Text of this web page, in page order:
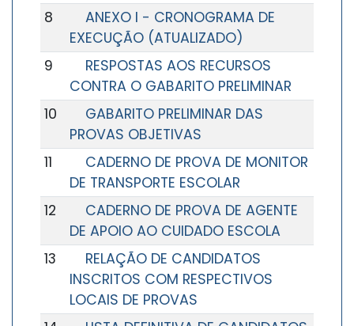
8
ANEXO I - CRONOGRAMA DE
EXECUÇÃO (ATUALIZADO)
9
RESPOSTAS AOS RECURSOS
CONTRA O GABARITO PRELIMINAR
10
GABARITO PRELIMINAR DAS
PROVAS OBJETIVAS
11
CADERNO DE PROVA DE MONITOR
DE TRANSPORTE ESCOLAR
12
CADERNO DE PROVA DE AGENTE
DE APOIO AO CUIDADO ESCOLA
13
RELAÇÃO DE CANDIDATOS
INSCRITOS COM RESPECTIVOS
LOCAIS DE PROVAS